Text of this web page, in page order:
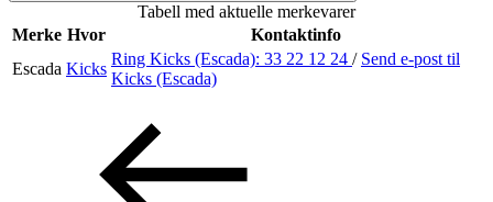
Inspirasjon
Tabell med aktuelle merkevarer
Merke Hvor
Kontaktinfo
Escada Kicks
Ring Kicks (Escada): 33 22 12 24 / Send e-post til
Kicks (Escada)